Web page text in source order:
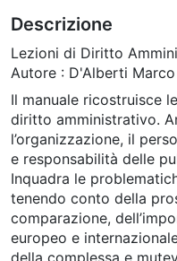
Descrizione
Lezioni di Diritto
Autore : D'Alberti Marco
Il manuale ricostruisce
diritto amministrativo.
l’organizzazione, il
e responsabilità delle
Inquadra le
tenendo conto della
comparazione,
europeo e